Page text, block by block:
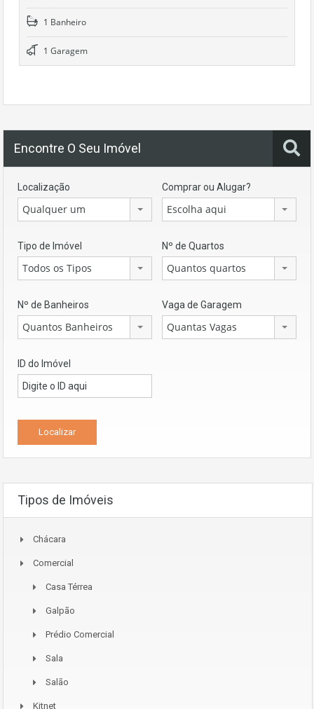
1 Banheiro
1 Garagem
Encontre O Seu Imóvel
Localização
Qualquer um
Comprar ou Alugar?
Escolha aqui
Tipo de Imóvel
Todos os Tipos
Nº de Quartos
Quantos quartos
Nº de Banheiros
Quantos Banheiros
Vaga de Garagem
Quantas Vagas
ID do Imóvel
Tipos de Imóveis
Chácara
Comercial
Casa Térrea
Galpão
Prédio Comercial
Sala
Salão
Kitnet